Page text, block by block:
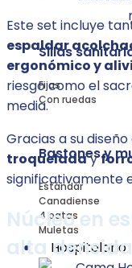
Sillas
Fijas
Con ruedas
Bastones y
Estándar
Canadiense
4 patas
Muletas
Hospitalario
Este set incluye
espaldar
ergonómico y
riesgo como el
media.
Gracias a su
troqueladay
significativamente
Núcleo en
alta